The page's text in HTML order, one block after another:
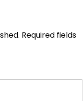
Required fields